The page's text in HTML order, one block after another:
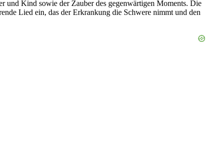
und Kind sowie der Zauber des gegenwärtigen Moments. Die
Lied ein, das der Erkrankung die Schwere nimmt und den